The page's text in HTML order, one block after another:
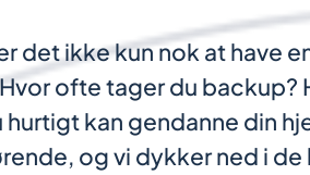
det ikke kun nok at have
ofte tager du backup?
hurtigt kan gendanne din
og vi dykker ned i